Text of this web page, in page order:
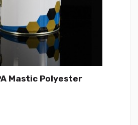
Mastic Polyester